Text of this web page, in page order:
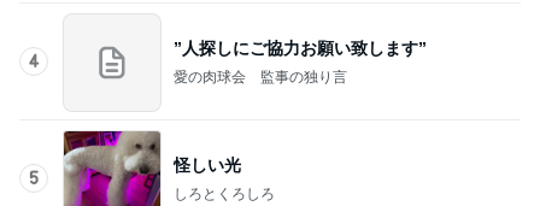
4
”人探しにご協力お願い致します”
愛の肉球会 監事の独り言
5
怪しい光
しろとくろしろ